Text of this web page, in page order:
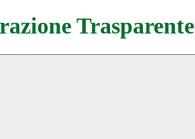
Trasparente